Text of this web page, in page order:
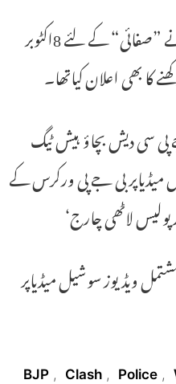
اس کے علاوہ ریاستی حکومت نے ”صفائی“ کے لئے 8اکٹوبر
کا بھی اعلان کیاتھا۔
پی سی دیش بچاؤ ہیش ٹیگ
میڈیاپر بی جے پی ورکرس کے
لاٹھی چارج‘
ویڈیوز سوشیل میڈیاپر
BJP , Clash , Police ,